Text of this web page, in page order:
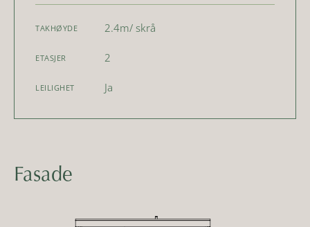
TAKHØYDE 2.4m/ skrå
ETASJER 2
LEILIGHET Ja
Fasade